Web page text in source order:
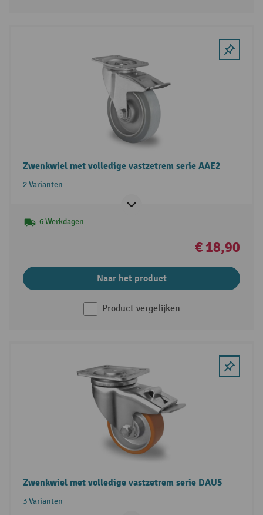
Zwenkwiel met volledige vastzetrem serie AAE2
2 Varianten
6 Werkdagen
€ 18,90
Naar het product
Product vergelijken
Zwenkwiel met volledige vastzetrem serie DAU5
3 Varianten